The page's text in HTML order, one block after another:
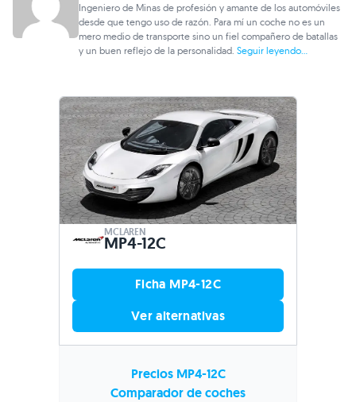
Ingeniero de Minas de profesión y amante de los automóviles
desde que tengo uso de razón. Para mí un coche no es un
mero medio de transporte sino un fiel compañero de batallas
y un buen reflejo de la personalidad.Seguir leyendo...
MCLAREN
MP4-12C
Ficha MP4-12C
Ver alternativas
Precios MP4-12C
Comparador de coches